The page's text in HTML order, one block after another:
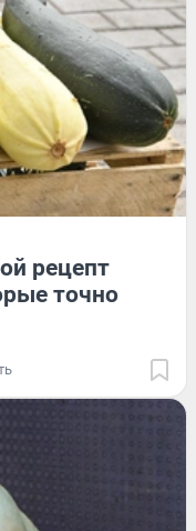
рецепт
точно